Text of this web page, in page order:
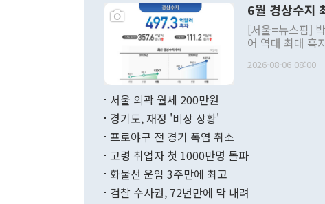
주의적 희망에
관의 대북 정책
관 부처 장관이
관의 무리한 대
다. [정동영 통일부 장관이 지난달 23일 오후 서울 종로구 정부서울청사에
무너졌다고도
함께 4자 대화의
6월 경상수지
[서울=뉴스핌]
어 역대 최대 흑
료=한국은행] 한국은행이 6일 발표한 '2026년 6월 국제수지(잠정)'에 따르
며 월간 기준 처
196.9% 급증했
수출은 160.4%
2026-08-06 08:00
서울 외곽 월세 200만원
경기도, 재정 '비상 상황'
프로야구 전 경기 폭염 취소
고령 취업자 첫 1000만명 돌파
화물선 운임 3주만에 최고
검찰 수사권, 72년만에 막 내려